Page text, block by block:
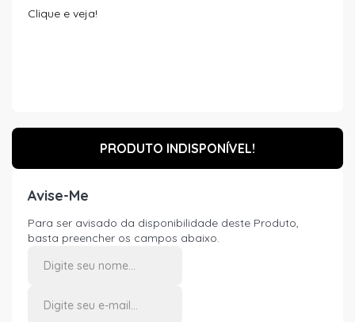
Clique e veja!
PRODUTO INDISPONÍVEL!
Avise-Me
Para ser avisado da disponibilidade deste Produto,
basta preencher os campos abaixo.